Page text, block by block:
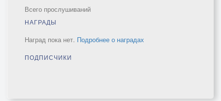
Всего прослушиваний
НАГРАДЫ
Наград пока нет. Подробнее о наградах
ПОДПИСЧИКИ